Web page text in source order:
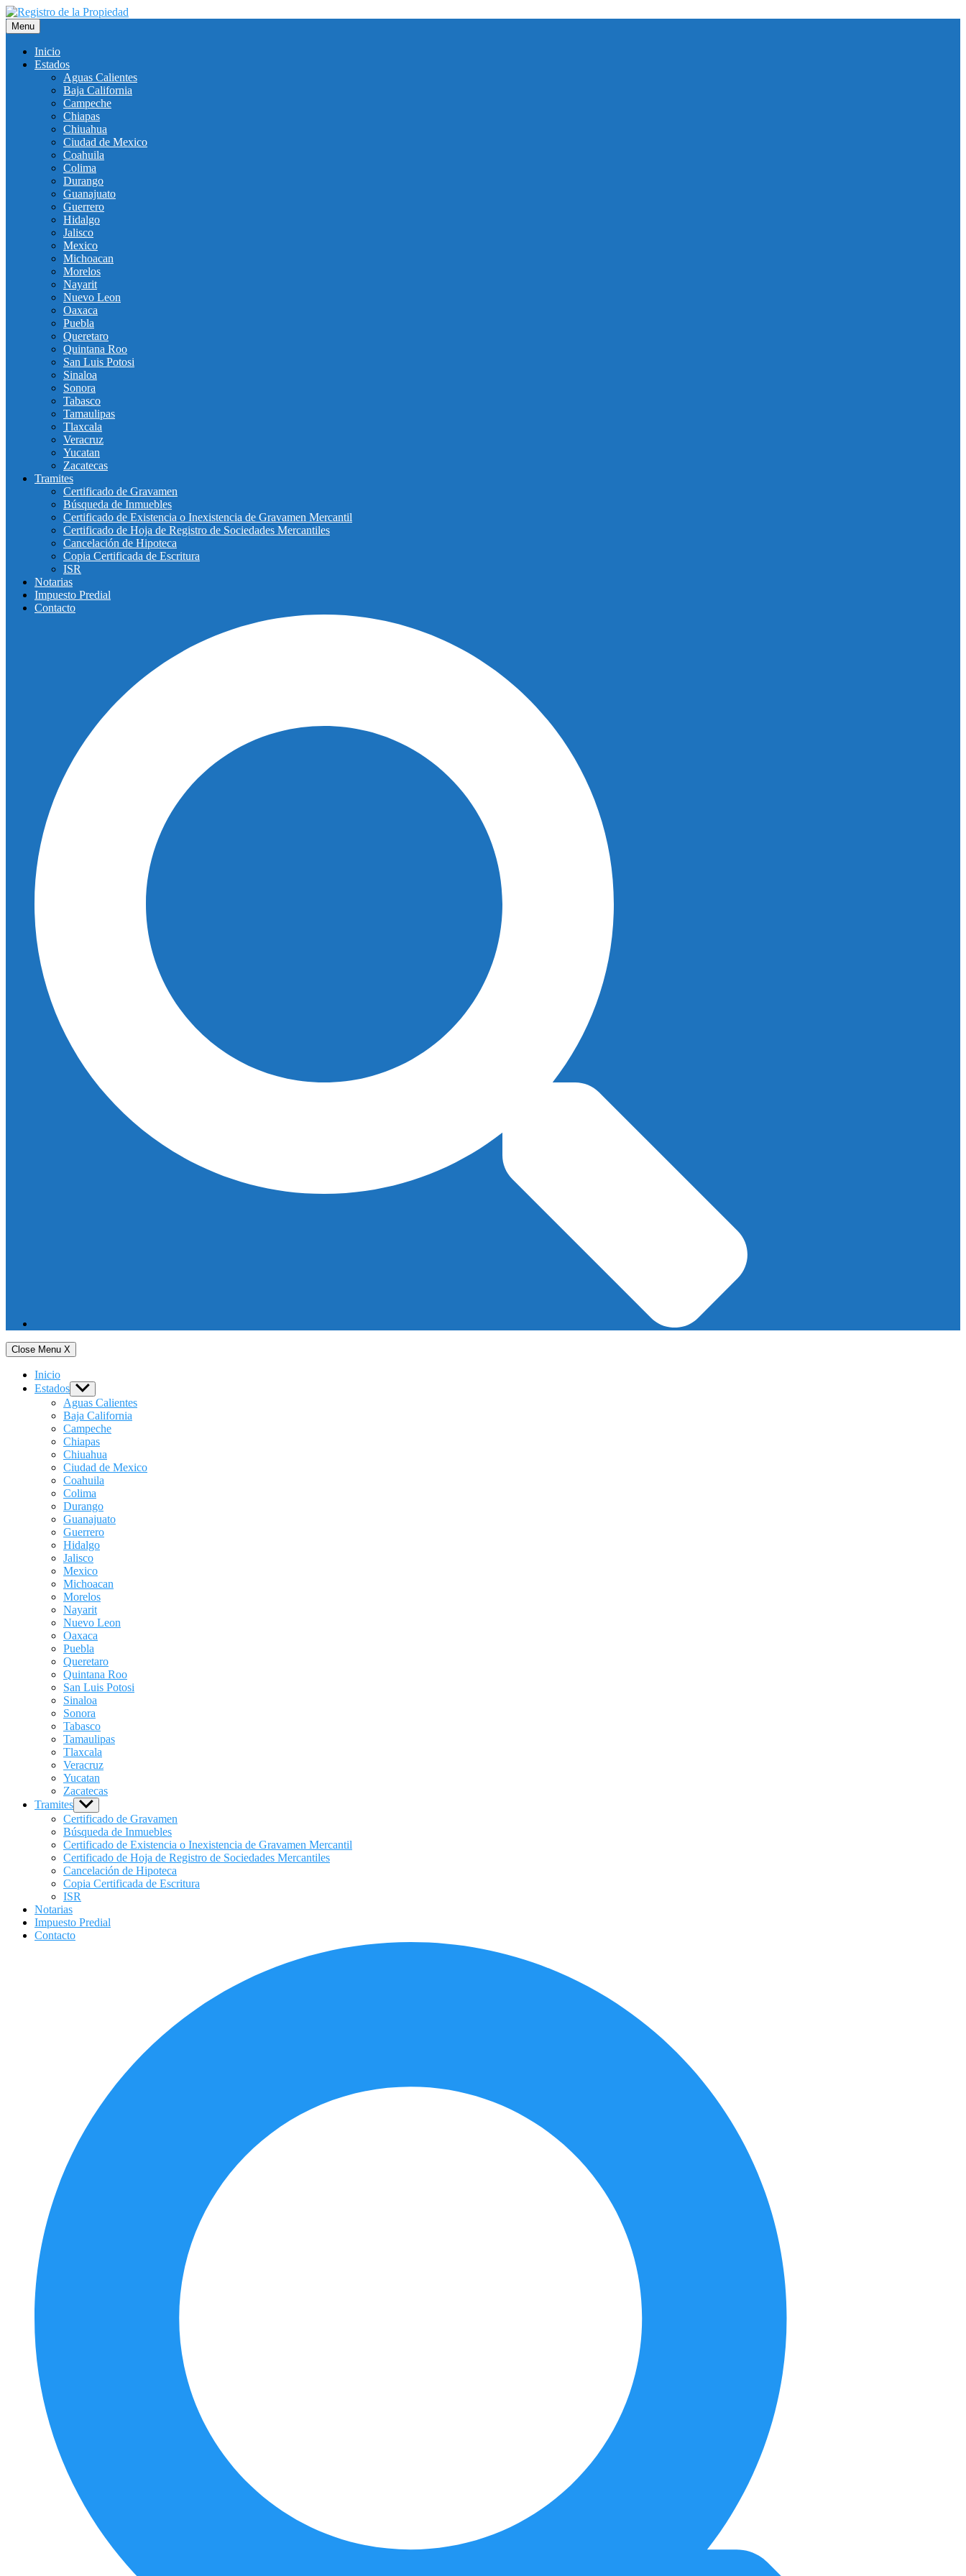
Saltar
al
contenido
Menu
Inicio
Estados
Aguas Calientes
Baja California
Campeche
Chiapas
Chiuahua
Ciudad de Mexico
Coahuila
Colima
Durango
Guanajuato
Guerrero
Hidalgo
Jalisco
Mexico
Michoacan
Morelos
Nayarit
Nuevo Leon
Oaxaca
Puebla
Queretaro
Quintana Roo
San Luis Potosi
Sinaloa
Sonora
Tabasco
Tamaulipas
Tlaxcala
Veracruz
Yucatan
Zacatecas
Tramites
Certificado de Gravamen
Búsqueda de Inmuebles
Certificado de Existencia o Inexistencia de Gravamen Mercantil
Certificado de Hoja de Registro de Sociedades Mercantiles
Cancelación de Hipoteca
Copia Certificada de Escritura
ISR
Notarias
Impuesto Predial
Contacto
Close Menu X
Inicio
Estados Show
sub
menu
Aguas Calientes
Baja California
Campeche
Chiapas
Chiuahua
Ciudad de Mexico
Coahuila
Colima
Durango
Guanajuato
Guerrero
Hidalgo
Jalisco
Mexico
Michoacan
Morelos
Nayarit
Nuevo Leon
Oaxaca
Puebla
Queretaro
Quintana Roo
San Luis Potosi
Sinaloa
Sonora
Tabasco
Tamaulipas
Tlaxcala
Veracruz
Yucatan
Zacatecas
Tramites Show
sub
menu
Certificado de Gravamen
Búsqueda de Inmuebles
Certificado de Existencia o Inexistencia de Gravamen Mercantil
Certificado de Hoja de Registro de Sociedades Mercantiles
Cancelación de Hipoteca
Copia Certificada de Escritura
ISR
Notarias
Impuesto Predial
Contacto